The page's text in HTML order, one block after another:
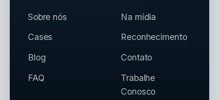
Sobre nós
Na mídia
Cases
Reconhecimento
Blog
Contato
FAQ
Trabalhe
Conosco